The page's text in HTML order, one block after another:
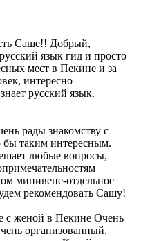
Саше!! Добрый,
язык гид и просто
мест в Пекине и за
интересно
русский язык.
рады знакомству с
бы таким интересным.
любые вопросы,
минивене-отдельное
рекомендовать Сашу!
с женой в Пекине Очень
организованный,